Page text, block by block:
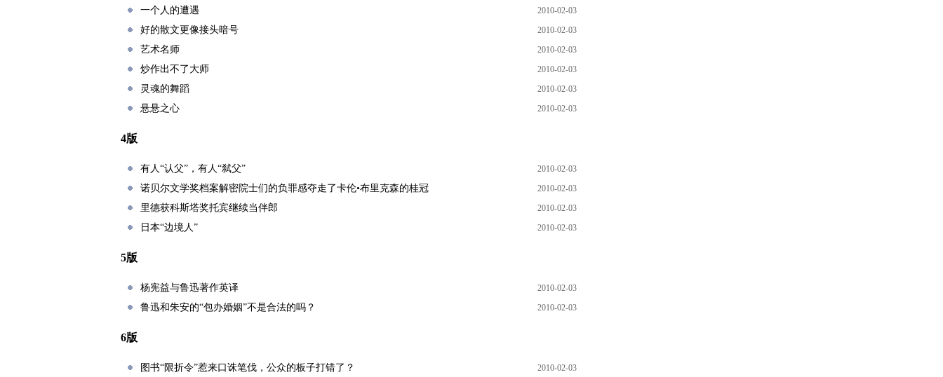
一个人的遭遇 2010-02-03
好的散文更像接头暗号 2010-02-03
艺术名师 2010-02-03
炒作出不了大师 2010-02-03
灵魂的舞蹈 2010-02-03
悬悬之心 2010-02-03
4版
有人“认父”，有人“弑父” 2010-02-03
诺贝尔文学奖档案解密院士们的负罪感夺走了卡伦•布里克森的桂冠 2010-02-03
里德获科斯塔奖托宾继续当伴郎 2010-02-03
日本“边境人” 2010-02-03
5版
杨宪益与鲁迅著作英译 2010-02-03
鲁迅和朱安的“包办婚姻”不是合法的吗？ 2010-02-03
6版
图书“限折令”惹来口诛笔伐，公众的板子打错了？ 2010-02-03